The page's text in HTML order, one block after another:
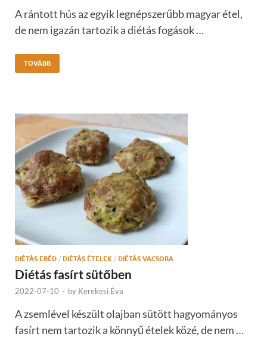
A rántott hús az egyik legnépszerűbb magyar étel,
de nem igazán tartozik a diétás fogások …
TOVÁBB
DIÉTÁS EBÉD / DIÉTÁS ÉTELEK / DIÉTÁS VACSORA
Diétás fasírt sütőben
2022-07-10 - by Kerekesi Éva
A zsemlével készült olajban sütött hagyományos
fasírt nem tartozik a könnyű ételek közé, de nem …